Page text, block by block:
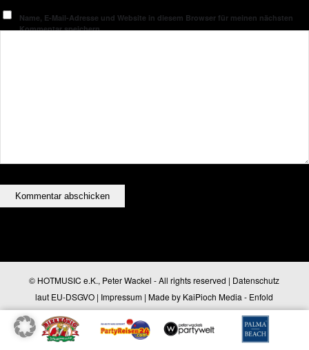
Name, E-Mail-Adresse und Website in diesem Browser für meinen nächsten
Kommentar speichern.
© HOTMUSIC e.K., Peter Wackel - All rights reserved | Datenschutz
laut EU-DSGVO | Impressum | Made by KaiPioch Media - Enfold
WordPress Theme by Kriesi